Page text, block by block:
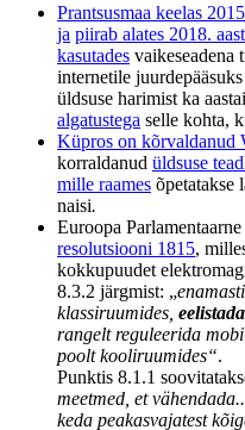
Prantsusmaa keelas
ja piirab alates 2018.
kasutades vaikeseadena
internetile
üldsuse harimist ka
algatustega selle kohta,
Küpros on kõrvaldanud
korraldanud üldsuse
mille raames õpetatakse
naisi.
Euroopa
resolutsiooni 1815,
kokkupuudet
8.3.2 järgmist: „
klassiruumides,
rangelt reguleerida
poolt kooliruumides“.
Punktis 8.1.1
meetmed, et
keda peakasvajatest